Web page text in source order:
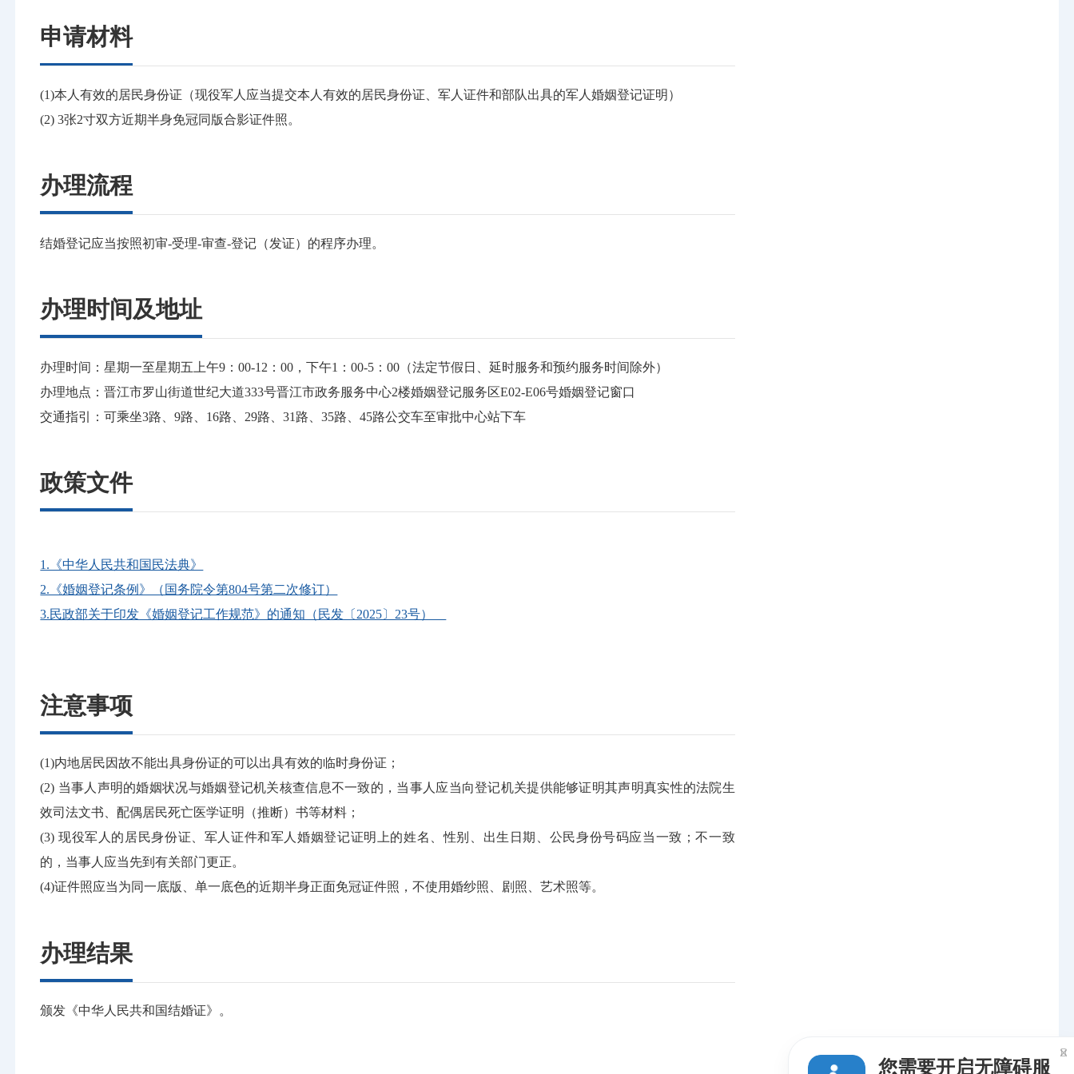
申请材料
(1)本人有效的居民身份证（现役军人应当提交本人有效的居民身份证、军人证件和部队出具的军人婚姻登记证明）
(2) 3张2寸双方近期半身免冠同版合影证件照。
办理流程
结婚登记应当按照初审-受理-审查-登记（发证）的程序办理。
办理时间及地址
办理时间：星期一至星期五上午9：00-12：00，下午1：00-5：00（法定节假日、延时服务和预约服务时间除外）
办理地点：晋江市罗山街道世纪大道333号晋江市政务服务中心2楼婚姻登记服务区E02-E06号婚姻登记窗口
交通指引：可乘坐3路、9路、16路、29路、31路、35路、45路公交车至审批中心站下车
政策文件
1.《中华人民共和国民法典》
2.《婚姻登记条例》（国务院令第804号第二次修订）
3.民政部关于印发《婚姻登记工作规范》的通知（民发〔2025〕23号）
注意事项
(1)内地居民因故不能出具身份证的可以出具有效的临时身份证；
(2) 当事人声明的婚姻状况与婚姻登记机关核查信息不一致的，当事人应当向登记机关提供能够证明其声明真实性的法院生
效司法文书、配偶居民死亡医学证明（推断）书等材料；
(3) 现役军人的居民身份证、军人证件和军人婚姻登记证明上的姓名、性别、出生日期、公民身份号码应当一致；不一致
的，当事人应当先到有关部门更正。
(4)证件照应当为同一底版、单一底色的近期半身正面免冠证件照，不使用婚纱照、剧照、艺术照等。
办理结果
颁发《中华人民共和国结婚证》。
您需要开启无障碍服
